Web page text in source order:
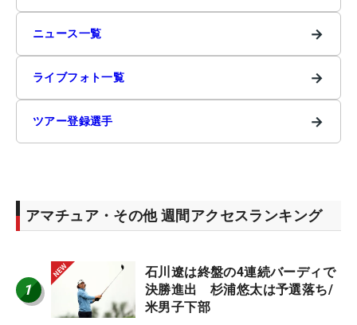
ニュース一覧 →
ライブフォト一覧 →
ツアー登録選手 →
アマチュア・その他 週間アクセスランキング
1
石川遼は終盤の4連続バーディで
決勝進出 杉浦悠太は予選落ち/
米男子下部